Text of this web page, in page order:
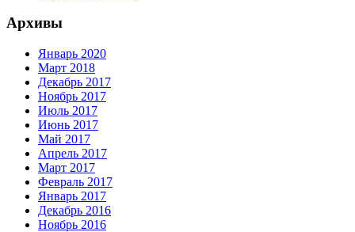
Архивы
Январь 2020
Март 2018
Декабрь 2017
Ноябрь 2017
Июль 2017
Июнь 2017
Май 2017
Апрель 2017
Март 2017
Февраль 2017
Январь 2017
Декабрь 2016
Ноябрь 2016